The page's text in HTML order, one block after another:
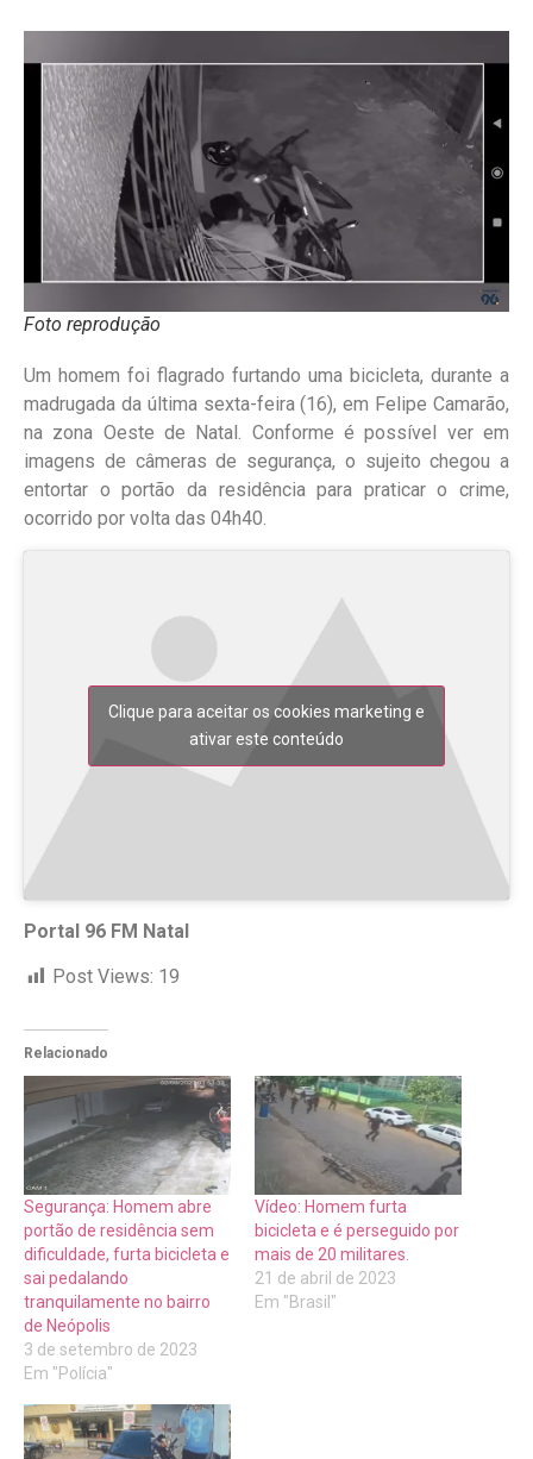
Foto reprodução
Um homem foi flagrado furtando uma bicicleta, durante a
madrugada da última sexta-feira (16), em Felipe Camarão,
na zona Oeste de Natal. Conforme é possível ver em
imagens de câmeras de segurança, o sujeito chegou a
entortar o portão da residência para praticar o crime,
ocorrido por volta das 04h40.
Clique para aceitar os cookies marketing e
ativar este conteúdo
Portal 96 FM Natal
Post Views: 19
Relacionado
Segurança: Homem abre
portão de residência sem
dificuldade, furta bicicleta e
sai pedalando
tranquilamente no bairro
de Neópolis
3 de setembro de 2023
Em "Polícia"
Vídeo: Homem furta
bicicleta e é perseguido por
mais de 20 militares.
21 de abril de 2023
Em "Brasil"